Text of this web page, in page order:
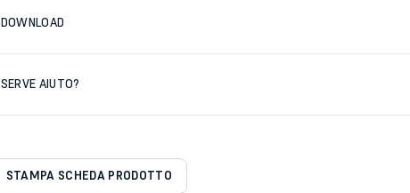
DOWNLOAD
SERVE AIUTO?
STAMPA SCHEDA PRODOTTO